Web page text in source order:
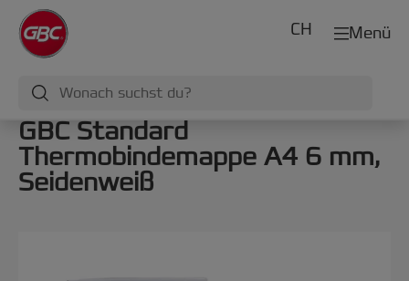
Menü
CH
GBC Standard
Thermobindemappe A4 6 mm,
Seidenweiß